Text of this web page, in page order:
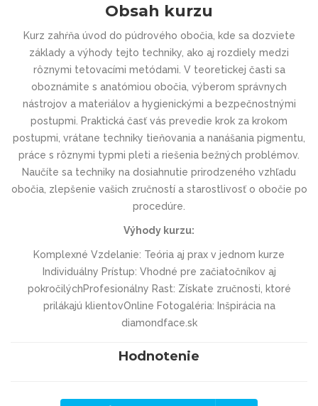
Obsah kurzu
Kurz zahŕňa úvod do púdrového obočia, kde sa dozviete
základy a výhody tejto techniky, ako aj rozdiely medzi
rôznymi tetovacími metódami. V teoretickej časti sa
oboznámite s anatómiou obočia, výberom správnych
nástrojov a materiálov a hygienickými a bezpečnostnými
postupmi. Praktická časť vás prevedie krok za krokom
postupmi, vrátane techniky tieňovania a nanášania pigmentu,
práce s rôznymi typmi pleti a riešenia bežných problémov.
Naučíte sa techniky na dosiahnutie prirodzeného vzhľadu
obočia, zlepšenie vašich zručností a starostlivosť o obočie po
procedúre.
Výhody kurzu:
Komplexné Vzdelanie: Teória aj prax v jednom kurze
Individuálny Prístup: Vhodné pre začiatočníkov aj
pokročilýchProfesionálny Rast: Získate zručnosti, ktoré
prilákajú klientovOnline Fotogaléria: Inšpirácia na
diamondface.sk
Hodnotenie